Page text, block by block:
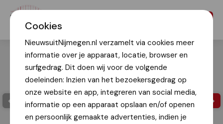
Cookies
NieuwsuitNijmegen.nl verzamelt via cookies meer
informatie over je apparaat, locatie, browser en
surfgedrag. Dit doen wij voor de volgende
doeleinden: Inzien van het bezoekersgedrag op
onze website en app, integreren van social media,
informatie op een apparaat opslaan en/of openen
en persoonlijk gemaakte advertenties, indien je